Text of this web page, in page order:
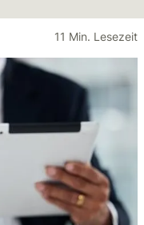
11 Min. Lesezeit